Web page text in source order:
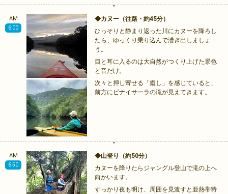
AM
6:00
◆カヌー（往路・約45分）
ひっそりと静まり返った川にカヌーを降ろし
たら、ゆっくり乗り込んで漕ぎ出しましょ
う。
目と耳に入るのは大自然がつくり上げた景色
と音だけ。
次々と押し寄せる「癒し」を感じていると、
前方にピナイサーラの滝が見えてきます。
AM
6:50
◆山登り（約50分）
カヌーを降りたらジャングル登山で滝の上へ
向かいます。
すっかり夜も明け、周囲を見渡すと亜熱帯特